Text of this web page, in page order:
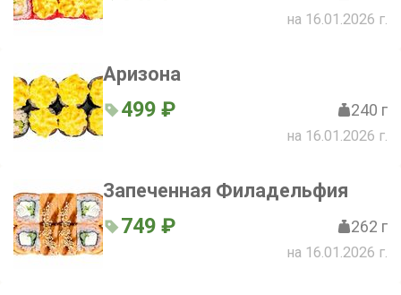
на 16.01.2026 г.
Аризона
499 ₽ 240 г
на 16.01.2026 г.
Запеченная Филадельфия
749 ₽ 262 г
на 16.01.2026 г.